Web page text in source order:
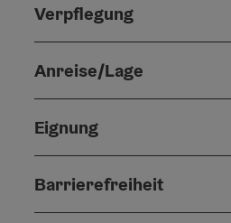
Verpflegung
Anreise/Lage
Eignung
Barrierefreiheit